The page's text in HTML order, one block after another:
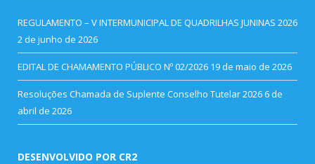
REGULAMENTO – V INTERMUNICIPAL DE QUADRILHAS JUNINAS 2026
2 de junho de 2026
EDITAL DE CHAMAMENTO PÚBLICO Nº 02/2026 19 de maio de 2026
Resoluções Chamada de Suplente Conselho Tutelar 2026 6 de
abril de 2026
DESENVOLVIDO POR CR2